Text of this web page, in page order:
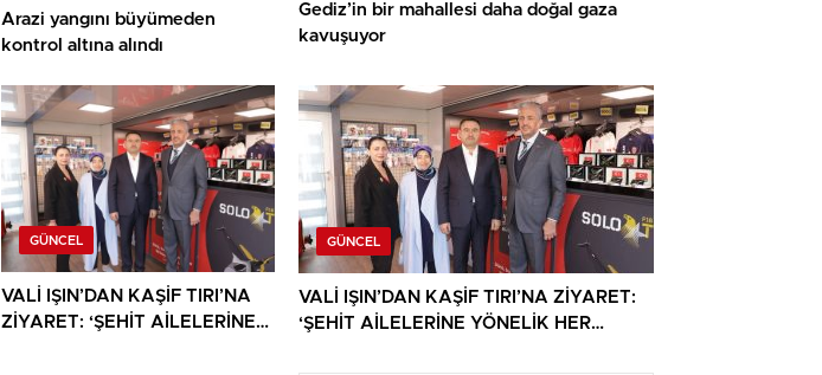
Arazi yangını büyümeden
kontrol altına alındı
GÜNCEL
VALİ IŞIN’DAN KAŞİF TIRI’NA
ZİYARET: ‘ŞEHİT AİLELERİNE
Gediz’in bir mahallesi daha doğal gaza
kavuşuyor
GÜNCEL
VALİ IŞIN’DAN KAŞİF TIRI’NA ZİYARET:
‘ŞEHİT AİLELERİNE YÖNELİK HER